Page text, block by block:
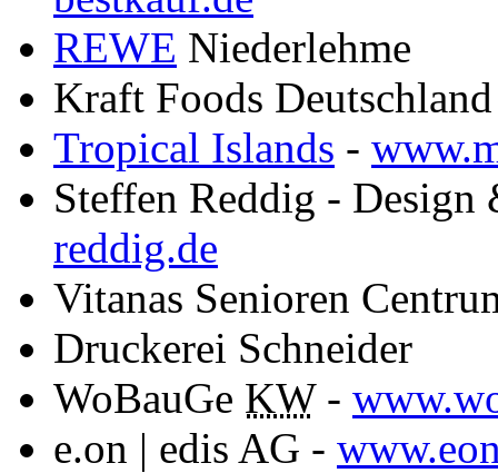
REWE Niederlehme
Kraft Foods
Tropical Islands -
Steffen Reddig -
reddig.de
Vitanas Senioren
Druckerei Schneider
WoBauGe KW-
e.on | edis AG -